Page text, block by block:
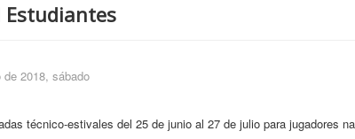
Estudiantes
2018, sábado
técnico-estivales del 25 de junio al 27 de julio para jugadores